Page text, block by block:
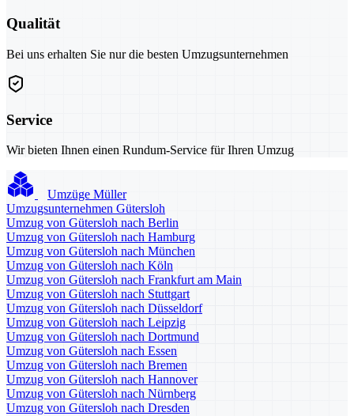
Qualität
Bei uns erhalten Sie nur die besten Umzugsunternehmen
Service
Wir bieten Ihnen einen Rundum-Service für Ihren Umzug
Umzüge Müller
Umzugsunternehmen Gütersloh
Umzug von Gütersloh nach Berlin
Umzug von Gütersloh nach Hamburg
Umzug von Gütersloh nach München
Umzug von Gütersloh nach Köln
Umzug von Gütersloh nach Frankfurt am Main
Umzug von Gütersloh nach Stuttgart
Umzug von Gütersloh nach Düsseldorf
Umzug von Gütersloh nach Leipzig
Umzug von Gütersloh nach Dortmund
Umzug von Gütersloh nach Essen
Umzug von Gütersloh nach Bremen
Umzug von Gütersloh nach Hannover
Umzug von Gütersloh nach Nürnberg
Umzug von Gütersloh nach Dresden